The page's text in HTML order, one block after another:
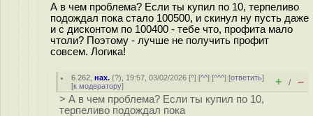
А в чем проблема? Если ты купил по 10, терпеливо
подождал пока стало 100500, и скинул ну пусть даже
и с дисконтом по 100400 - тебе что, профита мало
чтоли? Поэтому - лучше не получить профит
совсем. Логика!
6.262 ,нах. (?), 19:57, 03/02/2026 [^] [^^] [^^^] [ответить]
[к модератору] + / –
> А в чем проблема? Если ты купил по 10,
терпеливо подождал пока